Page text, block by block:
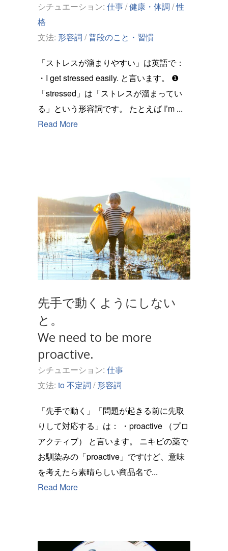
シチュエーション: 仕事/健康・体調 /性
格
文法: 形容詞 /普段のこと・習慣
「ストレスが溜まりやすい」は英語で：
・I get stressed easily. と言います。 ❶
「stressed」は「ストレスが溜まってい
る」という形容詞です。 たとえば I’m ...
Read More
先手で動くようにしない
と。
We need to be more
proactive.
シチュエーション: 仕事
文法: to 不定詞 /形容詞
「先手で動く」「問題が起きる前に先取
りして対応する」は： ・proactive （プロ
アクティブ） と言います。 ニキビの薬で
お馴染みの「proactive」ですけど、意味
を考えたら素晴らしい商品名で...
Read More